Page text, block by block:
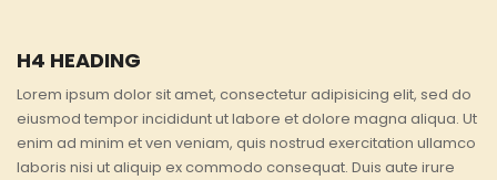
H4 HEADING
Lorem ipsum dolor sit amet, consectetur adipisicing elit, sed do
eiusmod tempor incididunt ut labore et dolore magna aliqua. Ut
enim ad minim et ven veniam, quis nostrud exercitation ullamco
laboris nisi ut aliquip ex commodo consequat. Duis aute irure